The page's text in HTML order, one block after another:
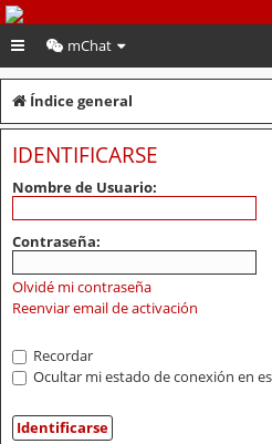
PeruVoley.com
mChat
Índice general
IDENTIFICARSE
Nombre de Usuario:
Contraseña:
Olvidé mi contraseña
Reenviar email de activación
Recordar
Ocultar mi estado de conexión en